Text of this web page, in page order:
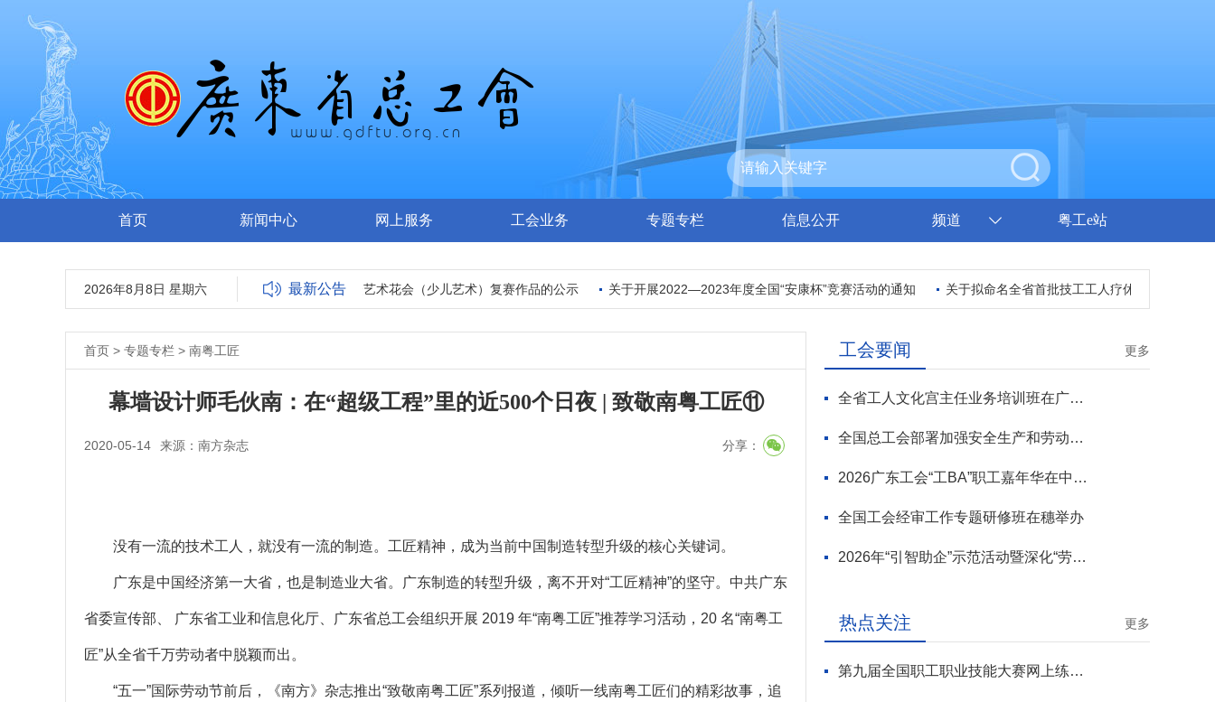
首页 新闻中心 网上服务 工会业务 专题专栏 信息公开 频道 粤工e站
2026年8月8日 星期六 最新公告
关于报送2022广东省群众艺术花会（少儿艺术）复赛作品的公示 关于开展2022—2023年度全国“安康杯”竞赛活动的通知 关于拟命名全省首批技工工人疗休养基地的公示
首页 > 专题专栏 > 南粤工匠
幕墙设计师毛伙南：在“超级工程”里的近500个日夜 | 致敬南粤工匠⑪
2020-05-14 来源：南方杂志 分享：
没有一流的技术工人，就没有一流的制造。工匠精神，成为当前中国制造转型升级的核心关键词。
广东是中国经济第一大省，也是制造业大省。广东制造的转型升级，离不开对“工匠精神”的坚守。中共广东
省委宣传部、 广东省工业和信息化厅、广东省总工会组织开展 2019 年“南粤工匠”推荐学习活动，20 名“南粤工
匠”从全省千万劳动者中脱颖而出。
“五一”国际劳动节前后，《南方》杂志推出“致敬南粤工匠”系列报道，倾听一线南粤工匠们的精彩故事，追
工会要闻 更多
全省工人文化宫主任业务培训班在广州开班
全国总工会部署加强安全生产和劳动保护工作
2026广东工会“工BA”职工嘉年华在中山举行
全国工会经审工作专题研修班在穗举办
2026年“引智助企”示范活动暨深化“劳模工匠进万企”专项行动启动
热点关注 更多
第九届全国职工职业技能大赛网上练兵正式启动